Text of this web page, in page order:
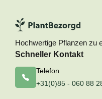
Hochwertige Pflanzen zu
Schneller Kontakt
Telefon
+31(0)85 - 060 88